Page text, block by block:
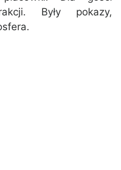
Były pokazy,